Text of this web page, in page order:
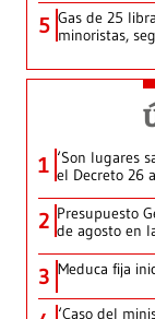
5 Gas de 25
minoristas,
1 ‘Son lugares
el Decreto 26
2 Presupuesto
de agosto en
3 Meduca fija
‘Caso del